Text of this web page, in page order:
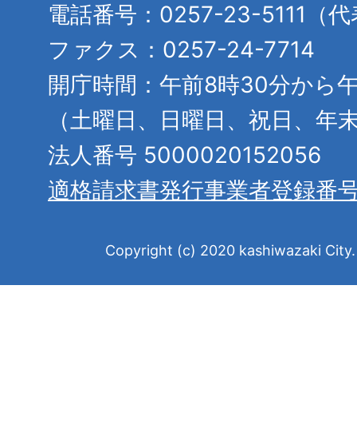
電話番号：0257-23-5111（代
ファクス：0257-24-7714
開庁時間：午前8時30分から
（土曜日、日曜日、祝日、年
法人番号 5000020152056
適格請求書発行事業者登録番
Copyright (c) 2020 kashiwazaki